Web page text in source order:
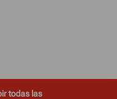
todas las